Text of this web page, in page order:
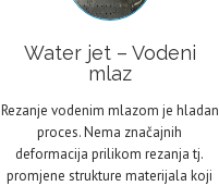
Water jet – Vodeni
mlaz
Rezanje vodenim mlazom je hladan
proces. Nema značajnih
deformacija prilikom rezanja tj.
promjene strukture materijala koji